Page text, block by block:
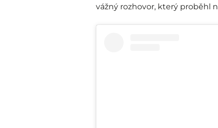
vážný rozhovor, který proběhl